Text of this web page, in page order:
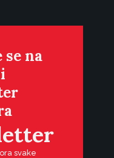
na
svake